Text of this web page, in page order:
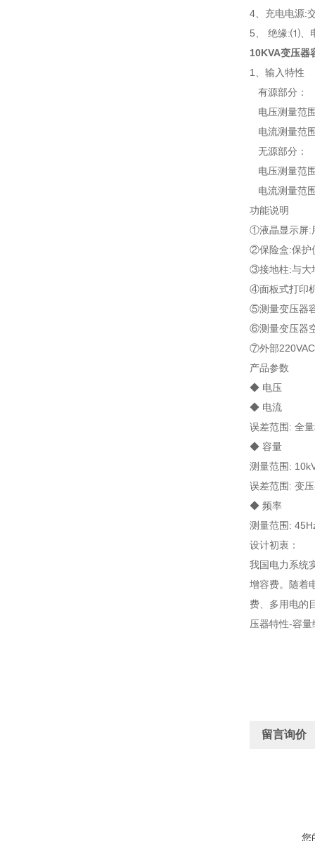
4、充电电源:
5、 绝缘:⑴、
10KVA变压器
1、输入特性
有源部分：
电压测量范
电流测量范
无源部分：
电压测量范
电流测量范
功能说明
①液晶显示屏:
②保险盒:保护
③接地柱:与大
④面板式打印
⑤测量变压器
⑥测量变压器
⑦外部
产品参数
◆ 电压
◆ 电流
误差范围: 全
◆ 容量
测量范围:
误差范围: 变
◆ 频率
测量范围:
设计初衷：
我国电力系统
增容费。随着
费、多用电的
压器特性-容
留言询价
您